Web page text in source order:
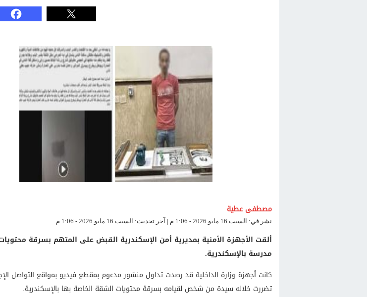
مصطفى عطية
نشر في: السبت 16 مايو 2026 - 1:06 م | آخر تحديث: السبت 16 مايو 2026 - 1:06 م
ألقت الأجهزة الأمنية بمديرية أمن الإسكندرية القبض على المتهم بسرقة
مدرسة بالإسكندرية.
كانت أجهزة وزارة الداخلية قد رصدت تداول منشور مدعوم بمقطع فيديو بمواقع التواصل
تضررت خلاله سيدة من شخص لقيامه بسرقة محتويات الشقة الخاصة بها بالإسكندرية.